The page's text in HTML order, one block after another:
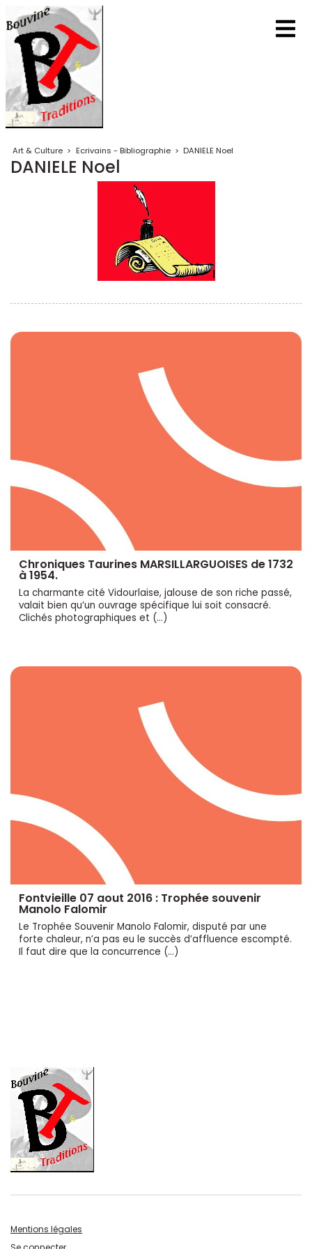
Art & Culture > Ecrivains - Bibliographie > DANIELE Noel
DANIELE Noel
Chroniques Taurines MARSILLARGUOISES de 1732
à 1954.
La charmante cité Vidourlaise, jalouse de son riche passé,
valait bien qu’un ouvrage spécifique lui soit consacré.
Clichés photographiques et (…)
Fontvieille 07 aout 2016 : Trophée souvenir
Manolo Falomir
Le Trophée Souvenir Manolo Falomir, disputé par une
forte chaleur, n’a pas eu le succès d’affluence escompté.
Il faut dire que la concurrence (…)
Mentions légales